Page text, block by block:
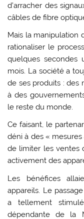
d’arracher des
câbles de fibre
Mais la manipulation
rationaliser le
quelques secondes
mois. La société a
de ses produits : des
à des
le reste du monde.
Ce faisant, le
déni à des «
de limiter les ventes
activement des
Les bénéfices
appareils. Le
a tellement
dépendante de la